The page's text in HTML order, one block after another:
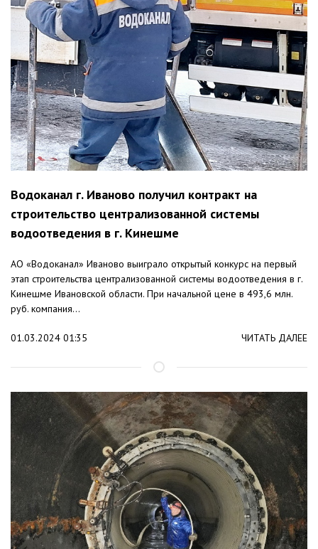
Водоканал г. Иваново получил контракт на
строительство централизованной системы
водоотведения в г. Кинешме
АО «Водоканал» Иваново выиграло открытый конкурс на первый
этап строительства централизованной системы водоотведения в г.
Кинешме Ивановской области. При начальной цене в 493,6 млн.
руб. компания...
01.03.2024 01:35 ЧИТАТЬ ДАЛЕЕ